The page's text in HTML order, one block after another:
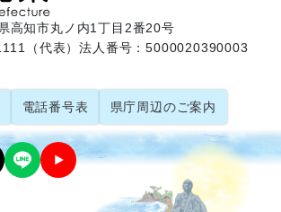
高知市丸ノ内1丁目2番20号
（代表）法人番号：5000020390003
電話番号表 県庁周辺のご案内